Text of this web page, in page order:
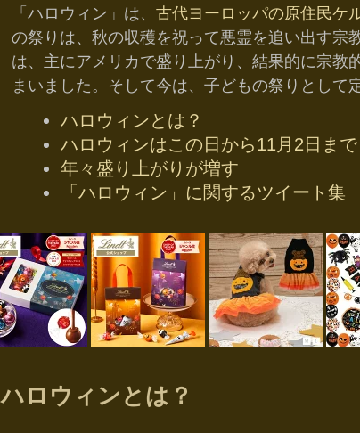
「ハロウィン」は、 古代ヨーロッパの原住民ケ
の祭りは、秋の収穫を祝って悪霊を追い出す宗
は、主にアメリカで盛り上がり、結果的に宗教
まいました。そして今は、子どもの祭りとして
ハロウィンとは？
ハロウィンはこの日から11月2日まで
年々盛り上がりが増す
「ハロウィン」に関するツイート集
ハロウィンとは？